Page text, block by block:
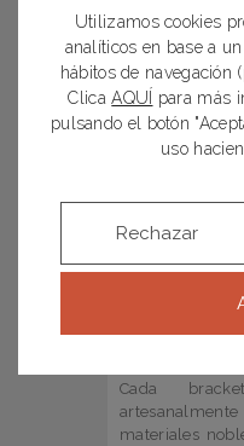
Además son
que, el zafiro,
evita que los
con el
probable que
los dientes,
Cada
materiales
Utilizamos cookies
analíticos en base a
hábitos de navegación
ClicaAQUÍ para más
pulsando el botón
uso
Rechazar